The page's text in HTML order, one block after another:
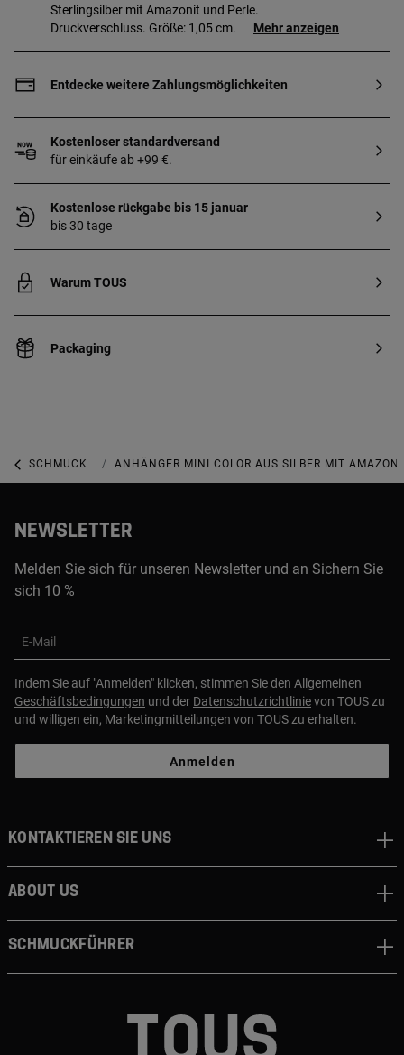
Sterlingsilber mit Amazonit und Perle.
Druckverschluss. Größe: 1,05 cm.
Mehr anzeigen
Entdecke weitere Zahlungsmöglichkeiten
Kostenloser standardversand
für einkäufe ab +99 €.
Kostenlose rückgabe bis 15 januar
bis 30 tage
Warum TOUS
Packaging
SCHMUCK SCHMUCK MIT EDELSTEINEN
ANHÄNGER MINI COLOR AUS SILBER MIT
NEWSLETTER
Melden Sie sich für unseren Newsletter und an Sichern Sie
sich 10 %
E-Mail
Indem Sie auf "Anmelden" klicken, stimmen Sie den Allgemeinen
Geschäftsbedingungen und der Datenschutzrichtlinievon TOUS zu
und willigen ein, Marketingmitteilungen von TOUS zu erhalten.
Anmelden
Kontaktieren sie uns
About us
Schmuckführer